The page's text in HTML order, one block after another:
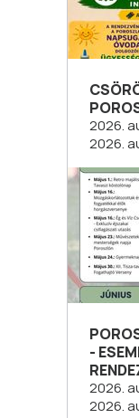
2026.
2026.
-
2026.
2026.